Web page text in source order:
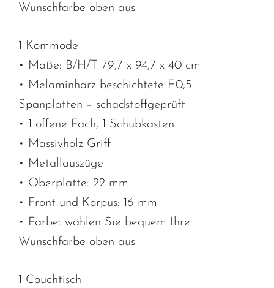
Wunschfarbe oben aus
1 Kommode
• Maße: B/H/T 79,7 x 94,7 x 40 cm
• Melaminharz beschichtete E0,5
Spanplatten – schadstoffgeprüft
• 1 offene Fach, 1 Schubkasten
• Massivholz Griff
• Metallauszüge
• Oberplatte: 22 mm
• Front und Korpus: 16 mm
• Farbe: wählen Sie bequem Ihre
Wunschfarbe oben aus
1 Couchtisch